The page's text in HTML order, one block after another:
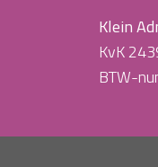
Klein
KvK
BTW-